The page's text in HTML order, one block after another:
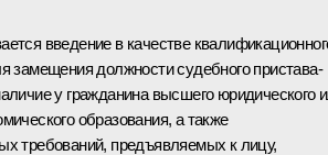
введение в качестве
замещения должности судебного пристава-
у гражданина высшего юридического
образования, а также
требований, предъявляемых к лицу,